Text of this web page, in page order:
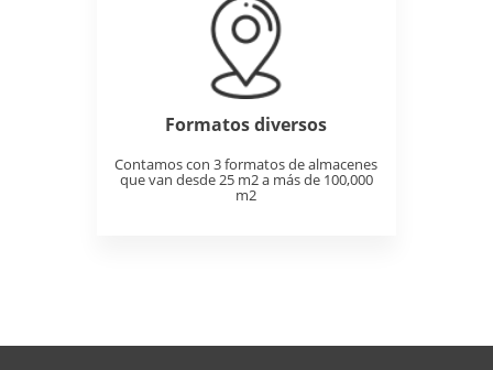
Formatos diversos
Contamos con 3 formatos de almacenes
que van desde 25 m2 a más de 100,000
m2